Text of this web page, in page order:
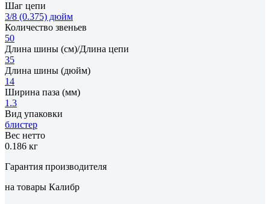
Шаг цепи
3/8 (0.375) дюйм
Количество звеньев
50
Длина шины (см)/Длина цепи
35
Длина шины (дюйм)
14
Ширина паза (мм)
1.3
Вид упаковки
блистер
Вес нетто
0.186 кг
Гарантия производителя
на товары Калибр